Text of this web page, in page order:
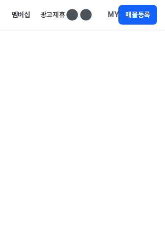
멤버십 광고제휴 MY 매물등록